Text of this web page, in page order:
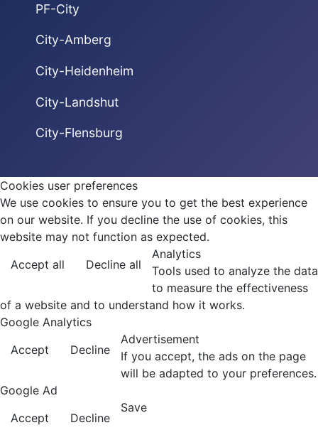
PF-City
City-Amberg
City-Heidenheim
City-Landshut
City-Flensburg
Cookies user preferences
We use cookies to ensure you to get the best experience
on our website. If you decline the use of cookies, this
website may not function as expected.
Accept all
Decline all
Analytics
Tools used to analyze the data
to measure the effectiveness
of a website and to understand how it works.
Google Analytics
Accept
Decline
Advertisement
If you accept, the ads on the page
will be adapted to your preferences.
Google Ad
Accept
Decline
Save